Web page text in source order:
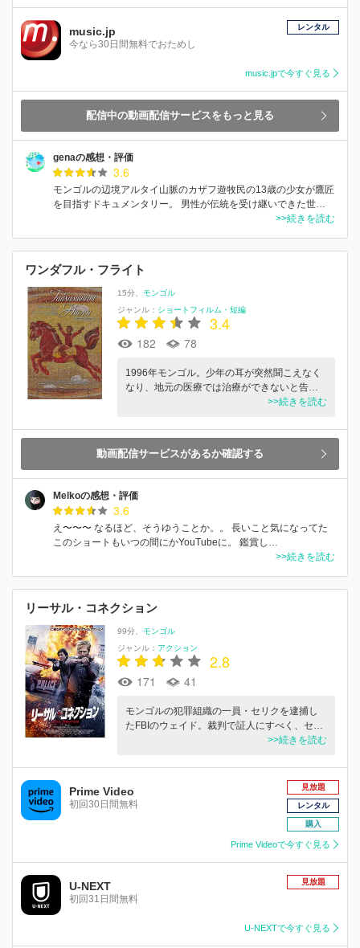
music.jp
今なら30日間無料でおためし
レンタル
music.jpで今すぐ見る
配信中の動画配信サービスをもっと見る
genaの感想・評価
3.6
モンゴルの辺境アルタイ山脈のカザフ遊牧民の13歳の少女が鷹匠
を目指すドキュメンタリー。 男性が伝統を受け継いできた世…
>>続きを読む
ワンダフル・フライト
15分
モンゴル
ジャンル： ショートフィルム・短編
3.4
182 78
1996年モンゴル。少年の耳が突然聞こえなく
なり、地元の医療では治療ができないと告…
>>続きを読む
動画配信サービスがあるか確認する
Melkoの感想・評価
3.6
え〜〜〜 なるほど、そうゆうことか。。 長いこと気になってた
このショートもいつの間にかYouTubeに。 鑑賞し…
>>続きを読む
リーサル・コネクション
99分
モンゴル
ジャンル： アクション
2.8
171 41
モンゴルの犯罪組織の一員・セリクを逮捕し
たFBIのウェイド。裁判で証人にすべく、セ…
>>続きを読む
Prime Video
初回30日間無料
見放題
レンタル
購入
Prime Videoで今すぐ見る
U-NEXT
初回31日間無料
見放題
U-NEXTで今すぐ見る